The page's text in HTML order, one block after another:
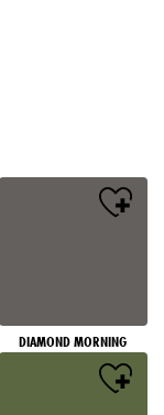
DIAMOND MORNING